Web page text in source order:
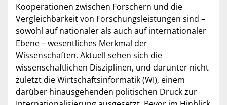
Kooperationen zwischen Forschern und die
Vergleichbarkeit von Forschungsleistungen sind –
sowohl auf nationaler als auch auf internationaler
Ebene – wesentliches Merkmal der
Wissenschaften. Aktuell sehen sich die
wissenschaftlichen Disziplinen, und darunter nicht
zuletzt die Wirtschaftsinformatik (WI), einem
darüber hinausgehenden politischen Druck zur